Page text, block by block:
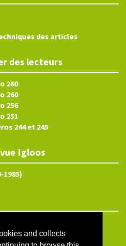
and collects
des articles
des lecteurs
260
260
256
251
244 et 245
Igloos
1985)
Site map